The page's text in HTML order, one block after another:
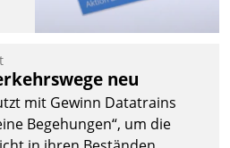
neu
mit Gewinn Datatrains
Begehungen“, um die